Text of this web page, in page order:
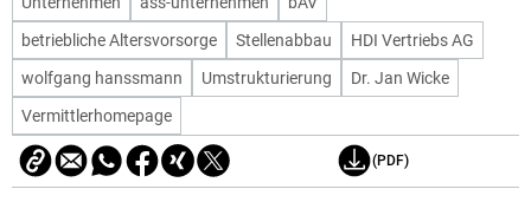
betriebliche Altersvorsorge
Stellenabbau
HDI Vertriebs AG
wolfgang hanssmann
Umstrukturierung
Dr. Jan Wicke
Vermittlerhomepage
(PDF)